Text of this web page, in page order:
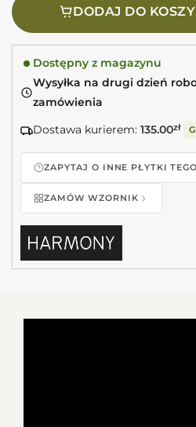
DODAJ DO
Dostępny z magazynu
Wysyłka na drugi dzień
zamówienia
Dostawa kurierem: 135.00zł
ZAPYTAJ O INNE PŁYTKI
ZAMÓW WZORNIK